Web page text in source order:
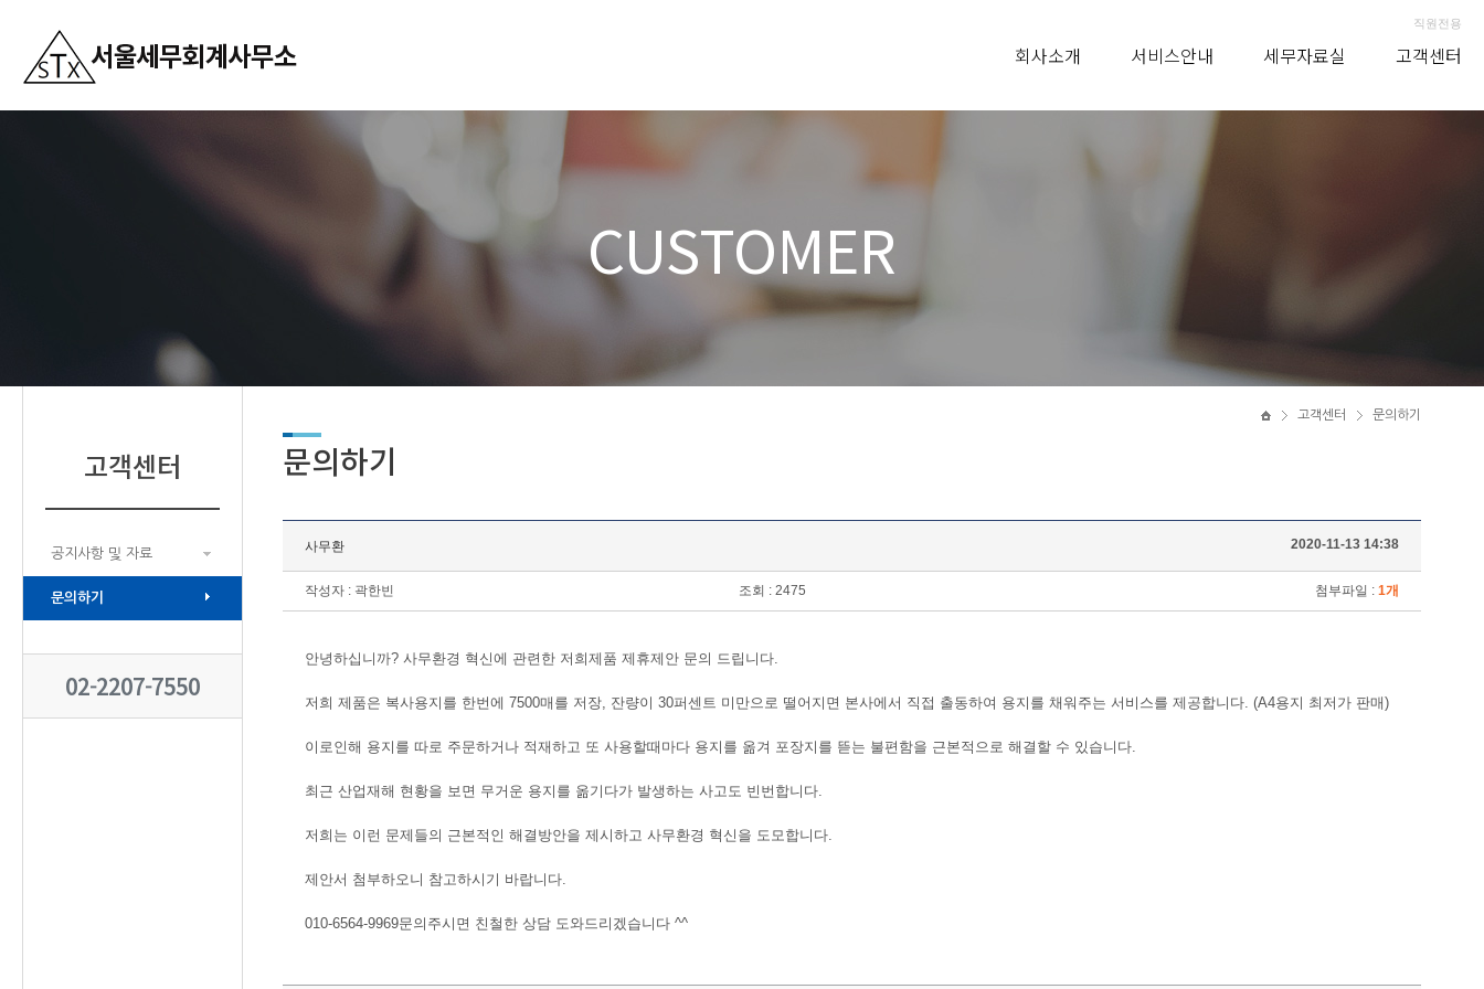
직원전용
회사소개 서비스안내 세무자료실 고객센터
CUSTOMER
고객센터
공지사항 및 자료
문의하기
02-2207-7550
고객센터 문의하기
문의하기
사무환 2020-11-13 14:38
작성자 : 곽한빈 조회 : 2475 첨부파일 : 1개
안녕하십니까? 사무환경 혁신에 관련한 저희제품 제휴제안 문의 드립니다.
저희 제품은 복사용지를 한번에 7500매를 저장, 잔량이 30퍼센트 미만으로 떨어지면 본사에서 직접 출동하여 용지를 채워주는 서비스를 제공합니다. (A4용지 최저가 판매)
이로인해 용지를 따로 주문하거나 적재하고 또 사용할때마다 용지를 옮겨 포장지를 뜯는 불편함을 근본적으로 해결할 수 있습니다.
최근 산업재해 현황을 보면 무거운 용지를 옮기다가 발생하는 사고도 빈번합니다.
저희는 이런 문제들의 근본적인 해결방안을 제시하고 사무환경 혁신을 도모합니다.
제안서 첨부하오니 참고하시기 바랍니다.
010-6564-9969문의주시면 친철한 상담 도와드리겠습니다 ^^